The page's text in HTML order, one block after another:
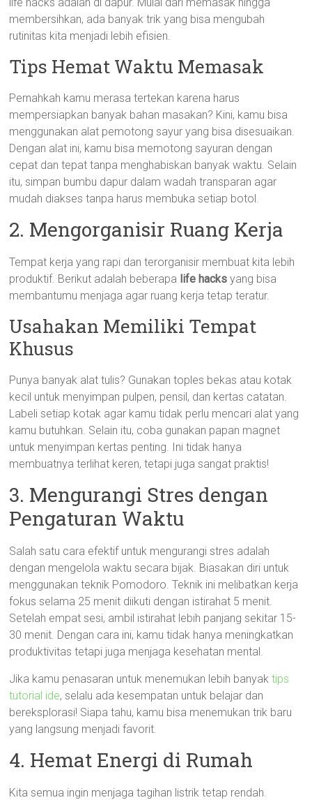
membersihkan, ada banyak trik yang bisa mengubah
rutinitas kita menjadi lebih efisien.
Tips Hemat Waktu Memasak
Pernahkah kamu merasa tertekan karena harus
mempersiapkan banyak bahan masakan? Kini, kamu bisa
menggunakan alat pemotong sayur yang bisa disesuaikan.
Dengan alat ini, kamu bisa memotong sayuran dengan
cepat dan tepat tanpa menghabiskan banyak waktu. Selain
itu, simpan bumbu dapur dalam wadah transparan agar
mudah diakses tanpa harus membuka setiap botol.
2. Mengorganisir Ruang Kerja
Tempat kerja yang rapi dan terorganisir membuat kita lebih
produktif. Berikut adalah beberapa life hacksyang bisa
membantumu menjaga agar ruang kerja tetap teratur.
Usahakan Memiliki Tempat
Khusus
Punya banyak alat tulis? Gunakan toples bekas atau kotak
kecil untuk menyimpan pulpen, pensil, dan kertas catatan.
Labeli setiap kotak agar kamu tidak perlu mencari alat yang
kamu butuhkan. Selain itu, coba gunakan papan magnet
untuk menyimpan kertas penting. Ini tidak hanya
membuatnya terlihat keren, tetapi juga sangat praktis!
3. Mengurangi Stres dengan
Pengaturan Waktu
Salah satu cara efektif untuk mengurangi stres adalah
dengan mengelola waktu secara bijak. Biasakan diri untuk
menggunakan teknik Pomodoro. Teknik ini melibatkan kerja
fokus selama 25 menit diikuti dengan istirahat 5 menit.
Setelah empat sesi, ambil istirahat lebih panjang sekitar 15-
30 menit. Dengan cara ini, kamu tidak hanya meningkatkan
produktivitas tetapi juga menjaga kesehatan mental.
Jika kamu penasaran untuk menemukan lebih banyaktips
tutorial ide, selalu ada kesempatan untuk belajar dan
bereksplorasi! Siapa tahu, kamu bisa menemukan trik baru
yang langsung menjadi favorit.
4. Hemat Energi di Rumah
Kita semua ingin menjaga tagihan listrik tetap rendah.